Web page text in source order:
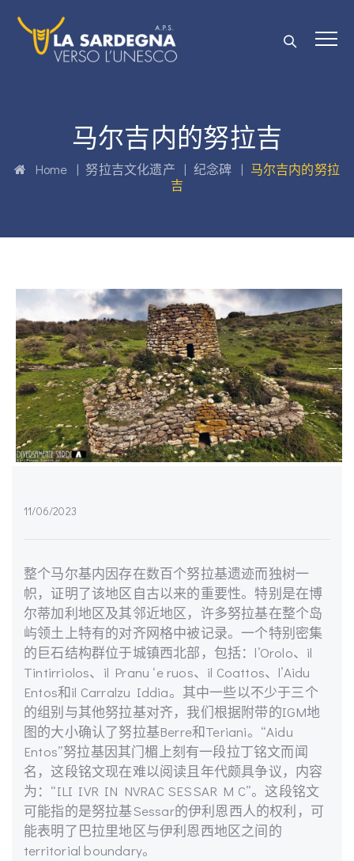
马尔吉内的努拉吉
Home | 努拉吉文化遗产 | 纪念碑 | 马尔吉内的努拉
吉
11/06/2023
整个马尔基内因存在数百个努拉基遗迹而独树一
帜，证明了该地区自古以来的重要性。特别是在博
尔蒂加利地区及其邻近地区，许多努拉基在整个岛
屿领土上特有的对齐网格中被记录。一个特别密集
的巨石结构群位于城镇西北部，包括：l’Orolo、il
Tintirriolos、il Pranu ‘e ruos、il Coattos、l’Aidu
Entos和il Carralzu Iddia。其中一些以不少于三个
的组别与其他努拉基对齐，我们根据附带的IGM地
图的大小确认了努拉基Berre和Teriani。“Aidu
Entos”努拉基因其门楣上刻有一段拉丁铭文而闻
名，这段铭文现在难以阅读且年代颇具争议，内容
为：“ILI IVR IN NVRAC SESSAR M C”。这段铭文
可能指的是努拉基Sessar的伊利恩西人的权利，可
能表明了巴拉里地区与伊利恩西地区之间的
territorial boundary。